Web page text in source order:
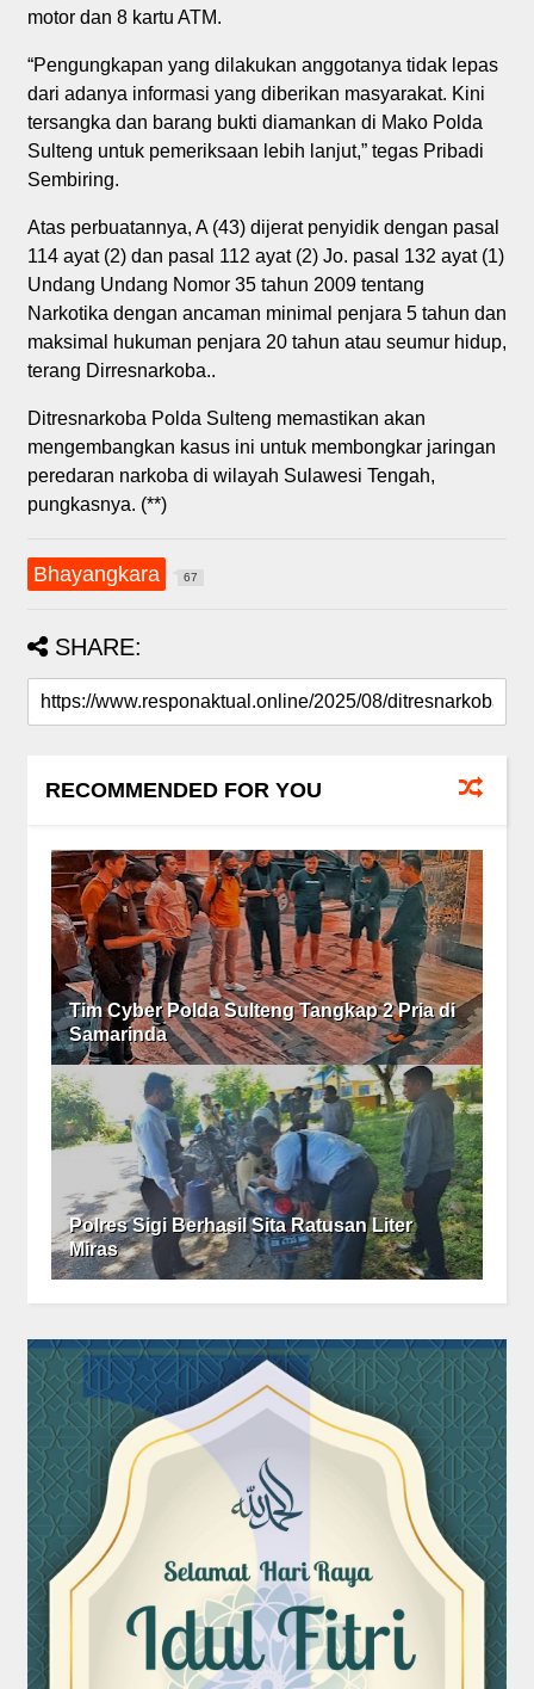
motor dan 8 kartu ATM.
“Pengungkapan yang dilakukan anggotanya tidak lepas
dari adanya informasi yang diberikan masyarakat. Kini
tersangka dan barang bukti diamankan di Mako Polda
Sulteng untuk pemeriksaan lebih lanjut,” tegas Pribadi
Sembiring.
Atas perbuatannya, A (43) dijerat penyidik dengan pasal
114 ayat (2) dan pasal 112 ayat (2) Jo. pasal 132 ayat (1)
Undang Undang Nomor 35 tahun 2009 tentang
Narkotika dengan ancaman minimal penjara 5 tahun dan
maksimal hukuman penjara 20 tahun atau seumur hidup,
terang Dirresnarkoba..
Ditresnarkoba Polda Sulteng memastikan akan
mengembangkan kasus ini untuk membongkar jaringan
peredaran narkoba di wilayah Sulawesi Tengah,
pungkasnya. (**)
Bhayangkara 67
SHARE:
RECOMMENDED FOR YOU
Tim Cyber Polda Sulteng Tangkap 2 Pria di
Samarinda
Polres Sigi Berhasil Sita Ratusan Liter
Miras